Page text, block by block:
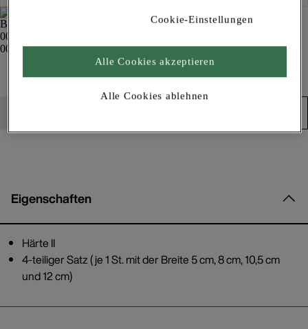
Japan Flächenspachtel, rostfrei 1780
Spachteln und Glätten
Eigenschaften
Härte II
4-teiliger Satz ( je 1 St. mit der Breite 5 cm, 8 cm, 10,5 cm
und 12 cm)
Cookie-Einstellungen
Alle Cookies ablehnen
Alle Cookies akzeptieren